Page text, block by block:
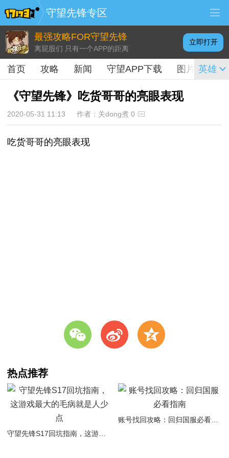
守望先锋专区
最强攻略FOR守望先锋
离屁股们 只有一个APP的距离
立即打开
首页 攻略 新闻 守望APP下载 图片 视频
英雄
《守望先锋》吃货哥哥的亮眼表现
2020-05-31 11:13 作者：关dong煮 0
吃货哥哥的亮眼表现
w t z
热点推荐